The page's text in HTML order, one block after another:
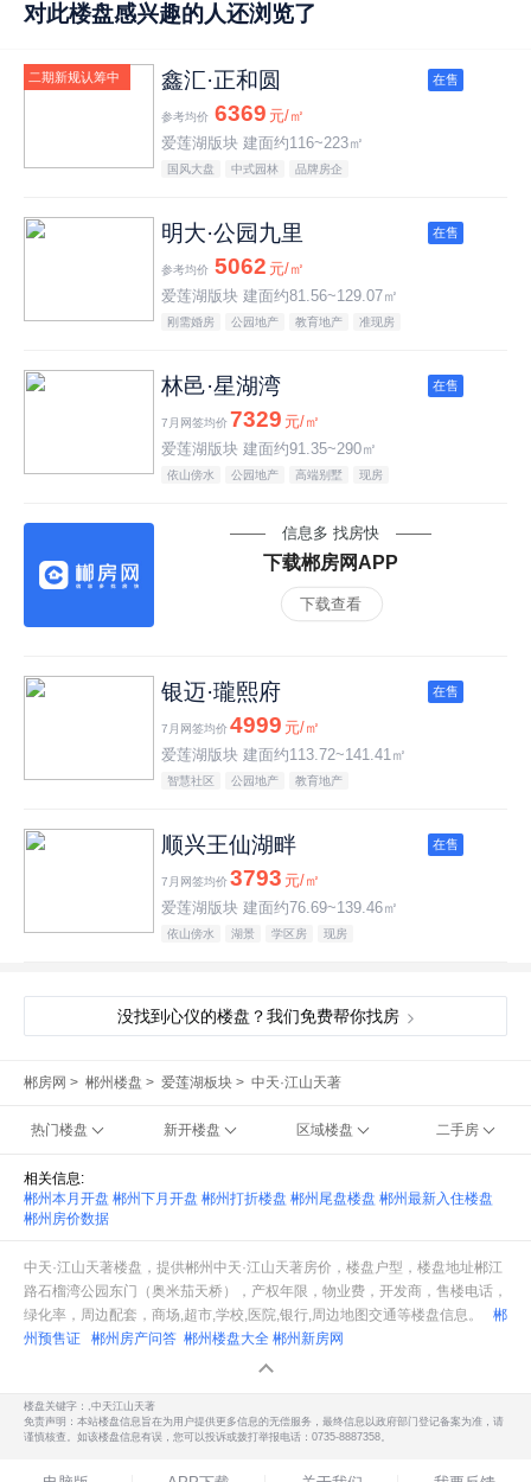
对此楼盘感兴趣的人还浏览了
二期新规认筹中 鑫汇·正和圆 在售
参考均价 6369 元/㎡
爱莲湖版块 建面约116~223㎡
国风大盘 中式园林 品牌房企
明大·公园九里 在售
参考均价 5062 元/㎡
爱莲湖版块 建面约81.56~129.07㎡
刚需婚房 公园地产 教育地产 准现房
林邑·星湖湾 在售
7月网签均价7329 元/㎡
爱莲湖版块 建面约91.35~290㎡
依山傍水 公园地产 高端别墅 现房
信息多 找房快
下载郴房网APP
下载查看
银迈·瓏熙府 在售
7月网签均价4999 元/㎡
爱莲湖版块 建面约113.72~141.41㎡
智慧社区 公园地产 教育地产
顺兴王仙湖畔 在售
7月网签均价3793 元/㎡
爱莲湖版块 建面约76.69~139.46㎡
依山傍水 湖景 学区房 现房
没找到心仪的楼盘？我们免费帮你找房
郴房网 > 郴州楼盘 > 爱莲湖板块 > 中天·江山天著
热门楼盘 新开楼盘 区域楼盘 二手房
相关信息:
郴州本月开盘 郴州下月开盘 郴州打折楼盘 郴州尾盘楼盘 郴州最新入住楼盘
郴州房价数据
中天·江山天著楼盘，提供郴州中天·江山天著房价，楼盘户型，楼盘地址郴江
路石榴湾公园东门（奥米茄天桥），产权年限，物业费，开发商，售楼电话，
绿化率，周边配套，商场,超市,学校,医院,银行,周边地图交通等楼盘信息。 郴
州预售证
郴州房产问答 郴州楼盘大全 郴州新房网
楼盘关键字：,中天江山天著
免责声明：本站楼盘信息旨在为用户提供更多信息的无偿服务，最终信息以政府部门登记备案为准，请
谨慎核查。如该楼盘信息有误，您可以投诉或拨打举报电话：0735-8887358。